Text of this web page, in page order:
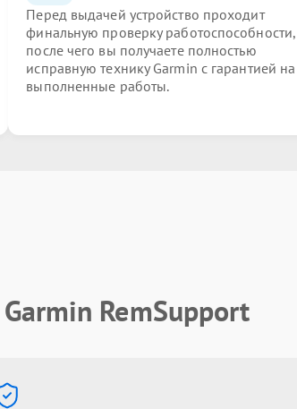
Перед выдачей устройство проходит
финальную проверку работоспособности,
после чего вы получаете полностью
исправную технику Garmin с гарантией на
выполненные работы.
RemSupport